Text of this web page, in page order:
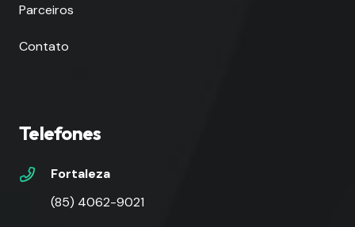
Parceiros
Contato
Telefones
Fortaleza
(85) 4062-9021